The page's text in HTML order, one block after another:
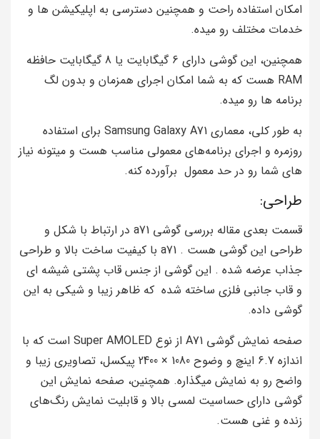
امکان استفاده راحت و همچنین دسترسی به اپلیکیشن‌ ها و
خدمات مختلف رو میده.
همچنین، این گوشی دارای 6 گیگابایت یا 8 گیگابایت حافظه
RAM هست که به شما امکان اجرای همزمان و بدون لگ
برنامه‌ ها رو میده.
به طور کلی، معماری Samsung Galaxy A71 برای استفاده
روزمره و اجرای برنامه‌های معمولی مناسب هست و میتونه نیاز
های شما رو در حد معمول برآورده کنه.
طراحی:
قسمت بعدی مقاله بررسی گوشی a71 در ارتباط با شکل و
طراحی این گوشی هست . a71 با کیفیت ساخت بالا و طراحی
جذاب عرضه شده . این گوشی از جنس قاب پشتی شیشه‌ ای
و قاب جانبی فلزی ساخته شده که ظاهر زیبا و شیکی به این
گوشی داده.
صفحه نمایش گوشی A71 از نوع Super AMOLED است که با
اندازه 6.7 اینچ و وضوح 1080 × 2400 پیکسل، تصاویری زیبا و
واضح رو به نمایش میگذاره. همچنین، صفحه نمایش این
گوشی دارای حساسیت لمسی بالا و قابلیت نمایش رنگ‌های
زنده و غنی هست.